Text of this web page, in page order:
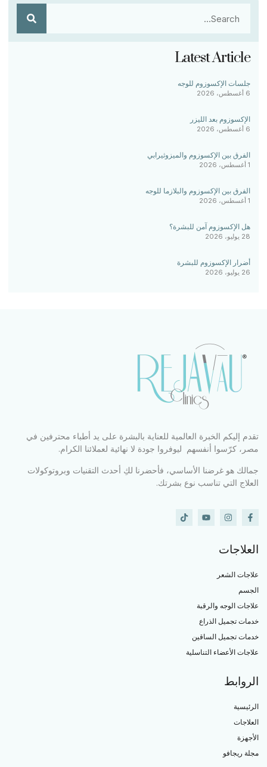
Latest Article
جلسات الإكسوزوم للوجه
6 أغسطس، 2026
الإكسوزوم بعد الليزر
6 أغسطس، 2026
الفرق بين الإكسوزوم والميزوثيرابي
1 أغسطس، 2026
الفرق بين الإكسوزوم والبلازما للوجه
1 أغسطس، 2026
هل الإكسوزوم آمن للبشرة؟
28 يوليو، 2026
أضرار الإكسوزوم للبشرة
26 يوليو، 2026
تقدم إليكم الخبرة العالمية للعناية بالبشرة على يد أطباء محترفين في
مصر، كرّسوا أنفسهم ليوفروا جودة لا نهائية لعملائنا الكرام.
جمالك هو غرضنا الأساسي، فأحضرنا لكِ أحدث التقنيات وبروتوكولات
العلاج التي تناسب نوع بشرتك.
العلاجات
علاجات الشعر
الجسم
علاجات الوجه والرقبة
خدمات تجميل الذراع
خدمات تجميل الساقين
علاجات الأعضاء التناسلية
الروابط
الرئيسية
العلاجات
الأجهزة
مجلة ريجافو